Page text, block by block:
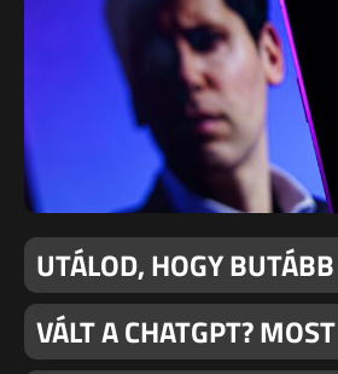
UTÁLOD, HOGY
VÁLT A CHATGPT?